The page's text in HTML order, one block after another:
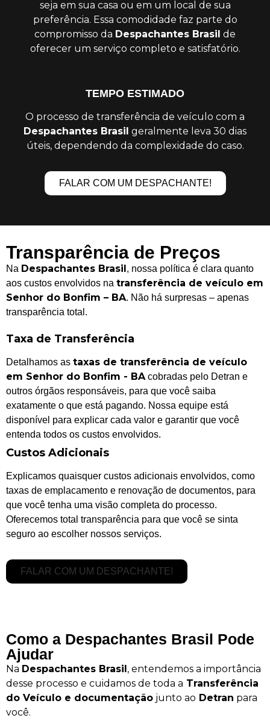
seja em sua casa ou em um local de sua
preferência. Essa comodidade faz parte do
compromisso da Despachantes Brasil de
oferecer um serviço completo e satisfatório.
TEMPO ESTIMADO
O processo de transferência de veículo com a
Despachantes Brasil geralmente leva 30 dias
úteis, dependendo da complexidade do caso.
FALAR COM UM DESPACHANTE!
Transparência de Preços
Na Despachantes Brasil, nossa política é clara quanto
aos custos envolvidos na transferência de veículo em
Senhor do Bonfim – BA. Não há surpresas – apenas
transparência total.
Taxa de Transferência
Detalhamos as taxas de transferência de veículo
em Senhor do Bonfim - BA cobradas pelo Detran e
outros órgãos responsáveis, para que você saiba
exatamente o que está pagando. Nossa equipe está
disponível para explicar cada valor e garantir que você
entenda todos os custos envolvidos.
Custos Adicionais
Explicamos quaisquer custos adicionais envolvidos, como
taxas de emplacamento e renovação de documentos, para
que você tenha uma visão completa do processo.
Oferecemos total transparência para que você se sinta
seguro ao escolher nossos serviços.
FALAR COM UM DESPACHANTE!
Como a Despachantes Brasil Pode
Ajudar
Na Despachantes Brasil, entendemos a importância
desse processo e cuidamos de toda a Transferência
do Veículo e documentação junto ao Detran para
você.